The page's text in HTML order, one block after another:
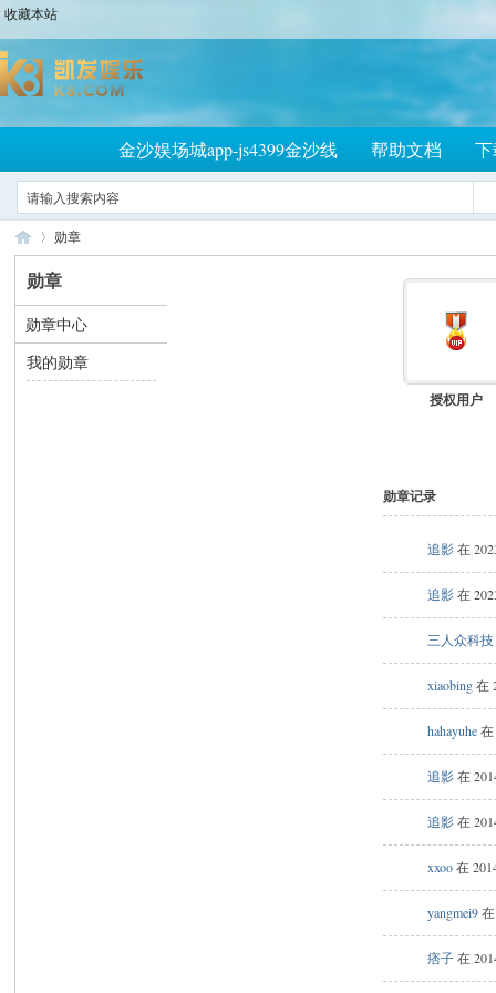
收藏本站
金沙娱场城app-js4399金沙线 帮助文档
大 ›
勋章
授权用户
勋章记录
追影在
追影在
三人众科技
xiaobing在
hahayuhe在
追影在
追影在
xxoo在
yangmei9
痞子在
勋章
勋章中心
我的勋章